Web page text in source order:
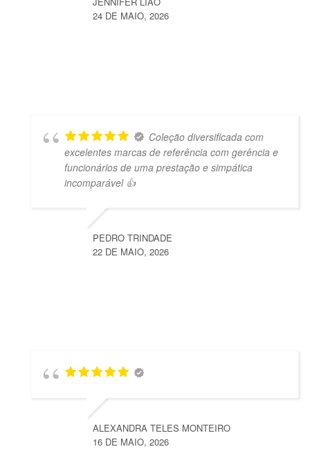
24 DE MAIO, 2026
Coleção diversificada com
excelentes marcas de referência com gerência e
funcionários de uma prestação e simpática
incomparável 👍
PEDRO TRINDADE
22 DE MAIO, 2026
ALEXANDRA TELES MONTEIRO
16 DE MAIO, 2026